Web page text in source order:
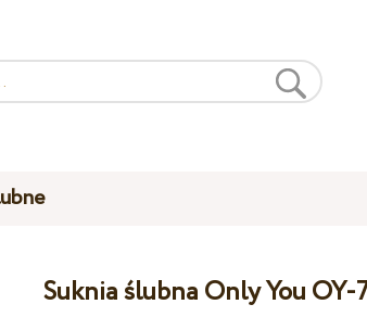
Suknia ślubna Only You OY-